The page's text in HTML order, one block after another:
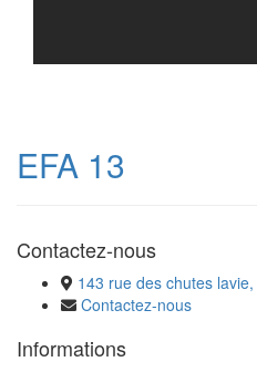
EFA 13
Contactez-nous
143 rue des chutes
Contactez-nous
Informations